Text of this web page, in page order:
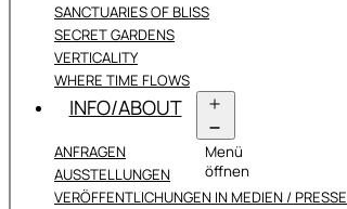
SANCTUARIES OF BLISS
SECRET GARDENS
VERTICALITY
WHERE TIME FLOWS
INFO/ABOUT
Menü
öffnen
ANFRAGEN
AUSSTELLUNGEN
VERÖFFENTLICHUNGEN IN MEDIEN / PRESSE